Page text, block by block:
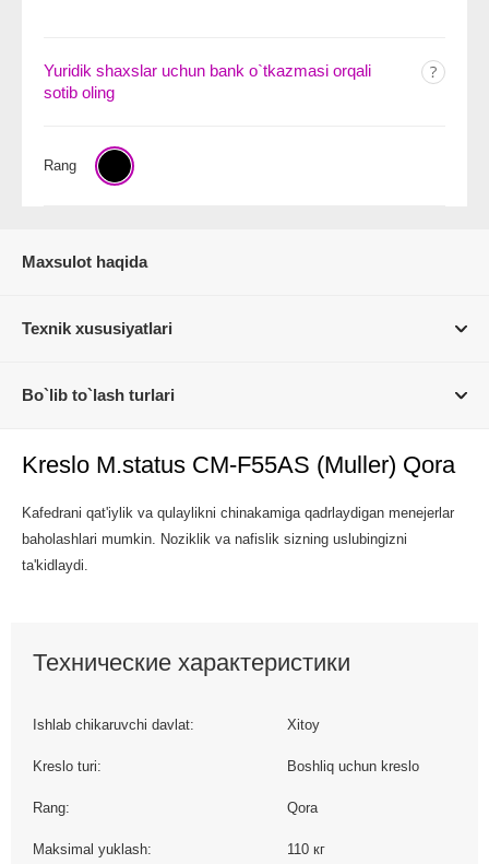
Yuridik shaxslar uchun bank o`tkazmasi orqali
sotib oling
Rang
Maxsulot haqida
Texnik xususiyatlari
Bo`lib to`lash turlari
Kreslo M.status CM-F55AS (Muller) Qora
Kafedrani qat'iylik va qulaylikni chinakamiga qadrlaydigan menejerlar
baholashlari mumkin. Noziklik va nafislik sizning uslubingizni
ta'kidlaydi.
Технические характеристики
Ishlab chikaruvchi davlat: Xitoy
Kreslo turi: Boshliq uchun kreslo
Rang: Qora
Maksimal yuklash: 110 кг